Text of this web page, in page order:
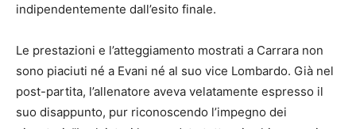
indipendentemente dall’esito finale.
Le prestazioni e l’atteggiamento mostrati a Carrara non
sono piaciuti né a Evani né al suo vice Lombardo. Già nel
post-partita, l’allenatore aveva velatamente espresso il
suo disappunto, pur riconoscendo l’impegno dei